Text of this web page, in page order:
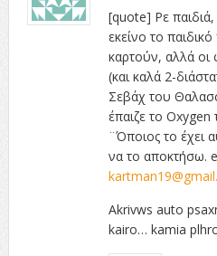
[quote] Ρε
εκείνο το
καρτούν, αλλά οι
(και καλά 2-
Σεβάχ του
έπαιζε το
¨Όποιος το έχει
να το αποκτήσω.
Akrivws auto
kairo… kamia